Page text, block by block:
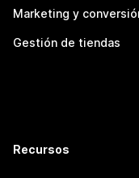
Marketing y
Gestión de tiendas
Recursos